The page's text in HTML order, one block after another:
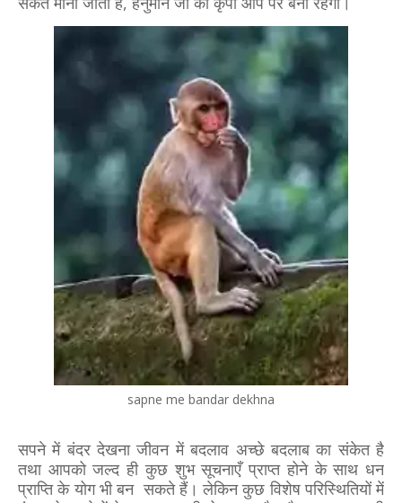
sapne me bandar dekhna
सपने में बंदर देखना जीवन में बदलाव अच्छे बदलाब का संकेत है
तथा आपको जल्द ही कुछ शुभ सूचनाएँ प्राप्त होने के साथ धन
प्राप्ति के योग भी बन सकते हैं। लेकिन कुछ विशेष परिस्थितियों में